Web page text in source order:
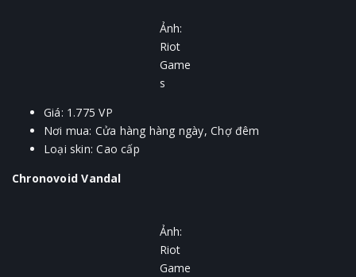
Ảnh:
Riot
Game
s
Giá: 1.775 VP
Nơi mua: Cửa hàng hàng ngày, Chợ đêm
Loại skin: Cao cấp
Chronovoid Vandal
Ảnh:
Riot
Game